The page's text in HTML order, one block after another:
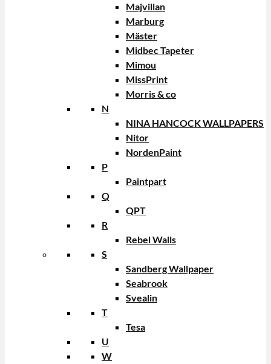
Majvillan
Marburg
Mäster
Midbec Tapeter
Mimou
MissPrint
Morris & co
N
NINA HANCOCK WALLPAPERS
Nitor
NordenPaint
P
Paintpart
Q
QPT
R
Rebel Walls
S
Sandberg Wallpaper
Seabrook
Svealin
T
Tesa
U
W